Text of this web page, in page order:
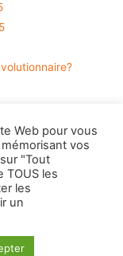
Web pour vous
vos
"Tout
TOUS les
les
un